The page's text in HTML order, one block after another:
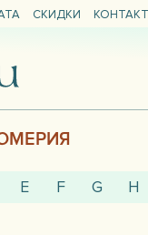
СКИДКИ
E F G H